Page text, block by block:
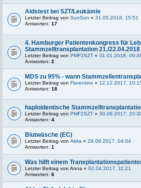
Aidstest bei SZT/Leukämie
Letzter Beitrag von SunSon « 31.05.2018, 15:51
Antworten: 17
4. Hamburger Patientenkongress für
Stammzelltransplantation 21./22.04.2018
Letzter Beitrag von PMF2SZT « 31.01.2018,
Antworten: 2
MDS zu 95% - wann
Letzter Beitrag von Florentine « 12.12.2017,
Antworten: 18
haploidentische
Letzter Beitrag von PMF2SZT « 30.09.2017,
Antworten: 4
Blutwäsche (EC)
Letzter Beitrag von Akita « 29.09.2017, 04:04
Antworten: 1
Was hilft einem
Letzter Beitrag von Anna « 02.04.2017, 11:21
Antworten: 6